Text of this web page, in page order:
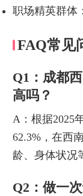
职场精英群体
FAQ常见
Q1：成都
高吗？
A：根据2025
62.3%，在西
龄、身体状况
Q2：做一